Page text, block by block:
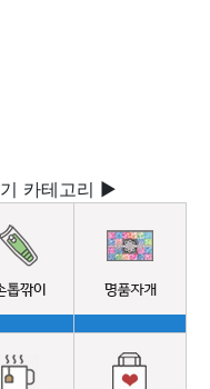
카테고리 ▶